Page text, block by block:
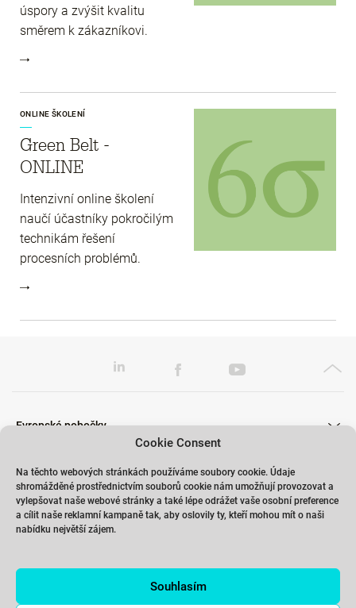
Cookie Consent
Na těchto webových stránkách používáme soubory cookie. Údaje
shromážděné prostřednictvím souborů cookie nám umožňují provozovat a
vylepšovat naše webové stránky a také lépe odrážet vaše osobní preference
a cílit naše reklamní kampaně tak, aby oslovily ty, kteří mohou mít o naši
nabídku největší zájem.
Souhlasím
úspory a zvýšit kvalitu
směrem k zákazníkovi.
ONLINE ŠKOLENÍ
Green Belt -
ONLINE
Intenzivní online školení
naučí účastníky pokročilým
technikám řešení
procesních problémů.
Evropské pobočky
Školení